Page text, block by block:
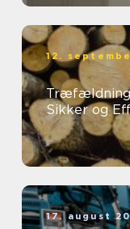
12.
Træfældning
Sikker og
17. august